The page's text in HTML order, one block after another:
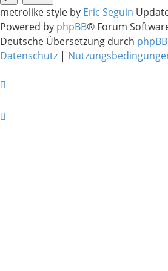
metrolike style by Eric Seguin
Powered by phpBB® Forum
Deutsche Übersetzung durch
Datenschutz |